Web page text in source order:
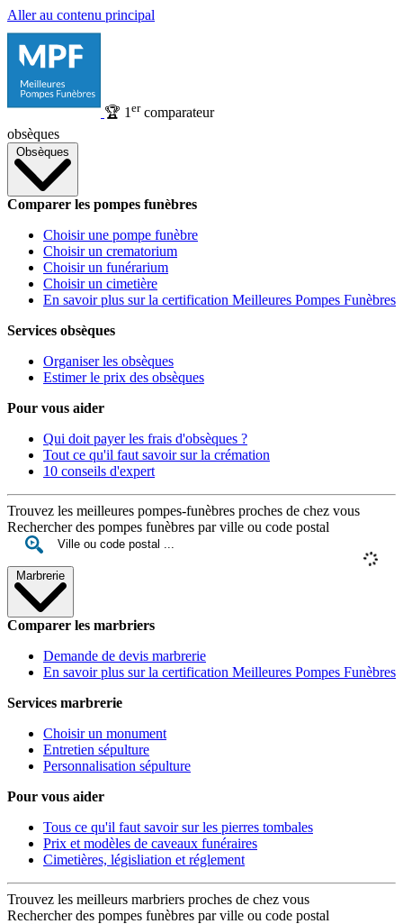
Aller au contenu principal
🏆 1 ercomparateur
obsèques
Obsèques
Comparer les pompes funèbres
Choisir une pompe funèbre
Choisir un crematorium
Choisir un funérarium
Choisir un cimetière
En savoir plus sur la certification Meilleures Pompes Funèbres
Services obsèques
Organiser les obsèques
Estimer le prix des obsèques
Pour vous aider
Qui doit payer les frais d'obsèques ?
Tout ce qu'il faut savoir sur la crémation
10 conseils d'expert
Trouvez les meilleures pompes-funèbres proches de chez vous
Rechercher des pompes funèbres par ville ou code postal
Marbrerie
Comparer les marbriers
Demande de devis marbrerie
En savoir plus sur la certification Meilleures Pompes Funèbres
Services marbrerie
Choisir un monument
Entretien sépulture
Personnalisation sépulture
Pour vous aider
Tous ce qu'il faut savoir sur les pierres tombales
Prix et modèles de caveaux funéraires
Cimetières, législiation et réglement
Trouvez les meilleurs marbriers proches de chez vous
Rechercher des pompes funèbres par ville ou code postal